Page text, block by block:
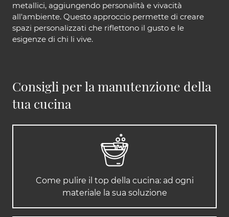
metallici, aggiungendo personalità e vivacità
all'ambiente. Questo approccio permette di creare
spazi personalizzati che riflettono il gusto e le
esigenze di chi li vive.
Consigli per la manutenzione della
tua cucina
Come pulire il top della cucina: ad ogni
materiale la sua soluzione